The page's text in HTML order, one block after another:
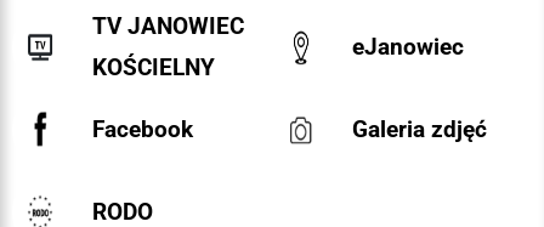
TV JANOWIEC
KOŚCIELNY
eJanowiec
Facebook Galeria zdjęć
RODO